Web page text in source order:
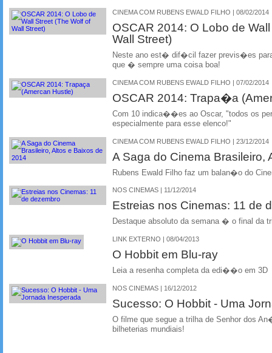
CINEMA COM RUBENS EWALD FILHO | 08/02/2014
OSCAR 2014: O Lobo de
Wall Street)
Neste ano est� dif�cil fazer previs�es
que � sempre uma coisa boa!
CINEMA COM RUBENS EWALD FILHO | 07/02/2014
OSCAR 2014: Trapa�a
Com 10 indica��es ao Oscar, "todos os
especialmente para esse elenco!"
CINEMA COM RUBENS EWALD FILHO | 23/12/2014
A Saga do Cinema Brasileiro,
Rubens Ewald Filho faz um balan�o do
NOS CINEMAS | 11/12/2014
Estreias nos Cinemas: 11 de
Destaque absoluto da semana � o final da
LINK EXTERNO | 08/04/2013
O Hobbit em Blu-ray
Leia a resenha completa da edi��o em 3D
NOS CINEMAS | 16/12/2012
Sucesso: O Hobbit - Uma
O filme que segue a trilha de Senhor dos
bilheterias mundiais!